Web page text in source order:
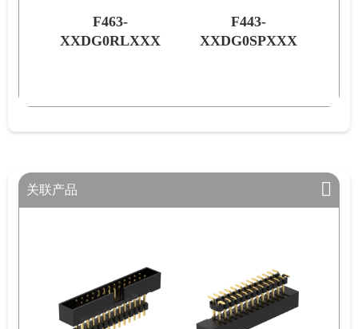
F443-
XXDG0SPXXX
F443-
XXDG0STXXX
关联产品